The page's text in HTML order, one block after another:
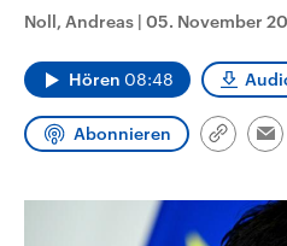
Bundesland von einer Koalition
CDU, SPD und FDP regiert.-
Wahlprogramme, aktuelle
und Hintergründe zu den
Wahl.
Sendungen Programm
Audio-Archiv
Noll, Andreas | 05. November
Hören 08:48
Abonnieren
Link